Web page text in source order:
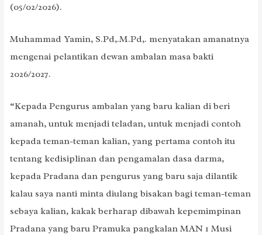
(05/02/2026).
Muhammad Yamin, S.Pd,.M.Pd,. menyatakan amanatnya
mengenai pelantikan dewan ambalan masa bakti
2026/2027.
“Kepada Pengurus ambalan yang baru kalian di beri
amanah, untuk menjadi teladan, untuk menjadi contoh
kepada teman-teman kalian, yang pertama contoh itu
tentang kedisiplinan dan pengamalan dasa darma,
kepada Pradana dan pengurus yang baru saja dilantik
kalau saya nanti minta diulang bisakan bagi teman-teman
sebaya kalian, kakak berharap dibawah kepemimpinan
Pradana yang baru Pramuka pangkalan MAN 1 Musi